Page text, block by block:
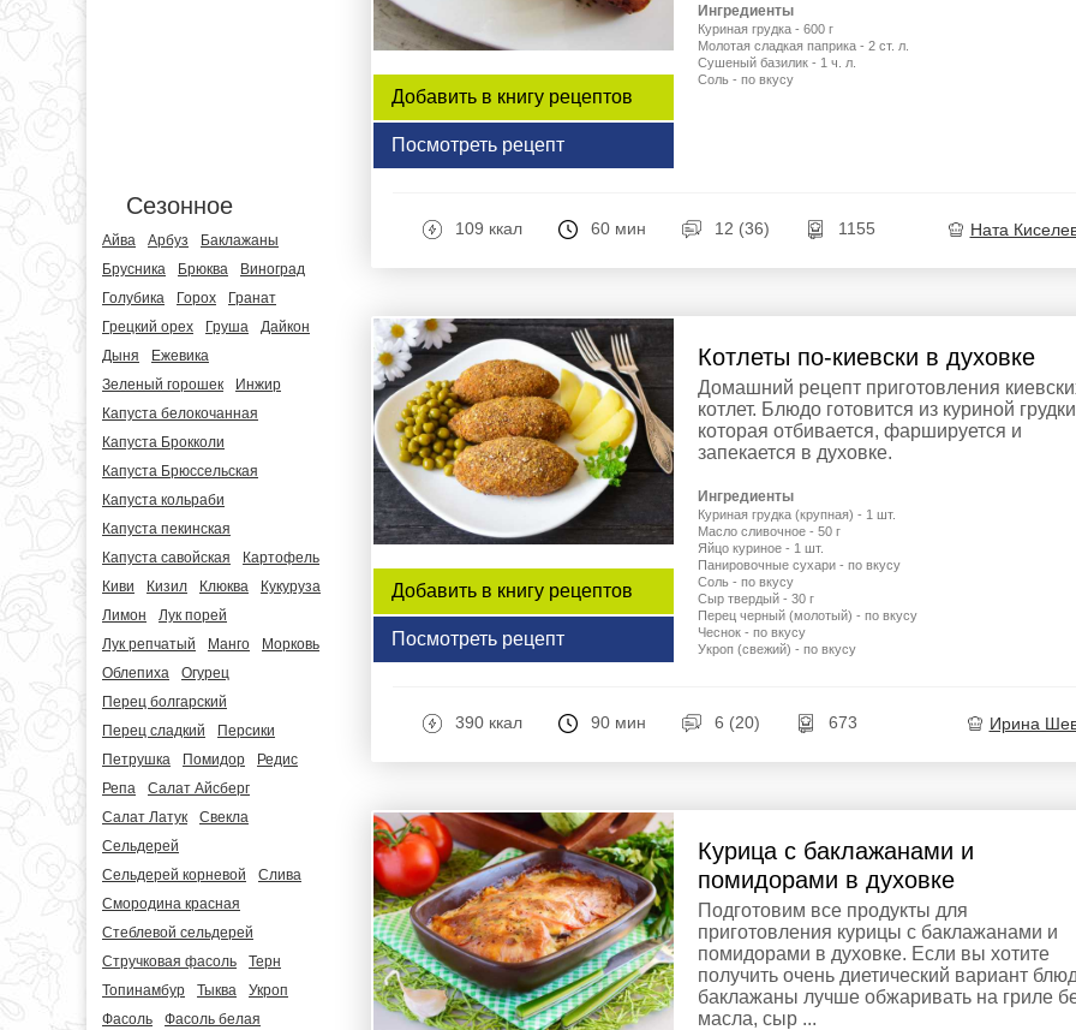
Сезонное
Айва Арбуз
Баклажаны
Брусника
Брюква
Виноград
Голубика
Горох
Гранат
Грецкий орех
Груша
Дайкон
Дыня
Ежевика
Зеленый горошек
Инжир
Капуста белокочанная
Капуста Брокколи
Капуста Брюссельская
Капуста кольраби
Капуста пекинская
Капуста савойская
Картофель
Киви
Кизил Клюква
Кукуруза
Лимон
Лук порей
Лук репчатый
Манго
Морковь
Облепиха
Огурец
Перец болгарский
Перец сладкий
Персики
Петрушка
Помидор
Редис
Репа
Салат Айсберг
Салат Латук
Свекла
Сельдерей
Сельдерей корневой
Слива
Смородина красная
Стеблевой сельдерей
Стручковая фасоль
Терн
Топинамбур
Тыква
Укроп
Фасоль
Фасоль белая
Добавить в книгу рецептов
Посмотреть рецепт
Ингредиенты
Куриная грудка - 600 г
Молотая сладкая паприка - 2 ст. л.
Сушеный базилик - 1 ч. л.
Соль - по вкусу
109 ккал 60 мин 12 (36) 1155 Ната
Добавить в книгу рецептов
Посмотреть рецепт
Котлеты по-киевски в духовке
Домашний рецепт приготовления
котлет. Блюдо готовится из куриной
которая отбивается, фаршируется и
запекается в духовке.
Ингредиенты
Куриная грудка (крупная) - 1 шт.
Масло сливочное - 50 г
Яйцо куриное - 1 шт.
Панировочные сухари - по вкусу
Соль - по вкусу
Сыр твердый - 30 г
Перец черный (молотый) - по вкусу
Чеснок - по вкусу
Укроп (свежий) - по вкусу
390 ккал 90 мин 6 (20) 673 Ирина
Курица с баклажанами и
помидорами в духовке
Подготовим все продукты для
приготовления курицы с баклажанами и
помидорами в духовке. Если вы хотите
получить очень диетический вариант
баклажаны лучше обжаривать на гриле
масла, сыр ...